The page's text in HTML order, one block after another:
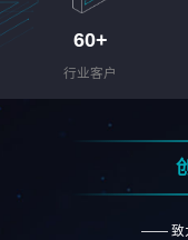
60+
行业客户
—— 致